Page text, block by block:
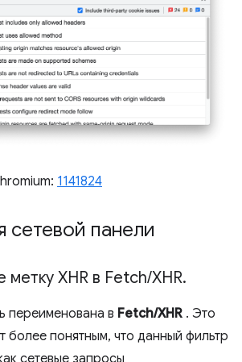
1141824
сетевой панели
метку XHR в Fetch/XHR.
переименована в Fetch/XHR . Это
более понятным, что данный фильтр
сетевые запросы